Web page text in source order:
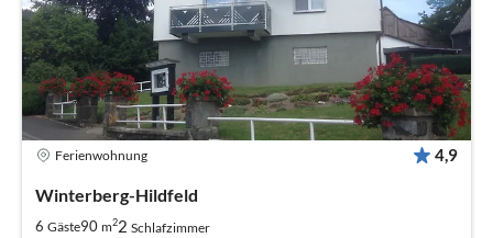
Ferienwohnung 4,9
Winterberg-Hildfeld
6 Gäste90 m22 Schlafzimmer